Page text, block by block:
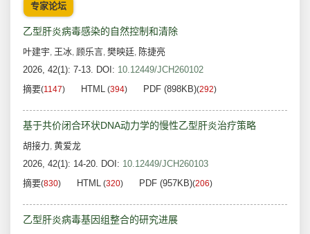
专家论坛
乙型肝炎病毒感染的自然控制和清除
叶建宇, 王冰, 顾乐言, 樊映廷, 陈捷亮
2026, 42(1): 7-13. DOI: 10.12449/JCH260102
摘要(1147) HTML (394) PDF (898KB)(292)
基于共价闭合环状DNA动力学的慢性乙型肝炎治疗策略
胡接力, 黄爱龙
2026, 42(1): 14-20. DOI: 10.12449/JCH260103
摘要(830) HTML (320) PDF (957KB)(206)
乙型肝炎病毒基因组整合的研究进展